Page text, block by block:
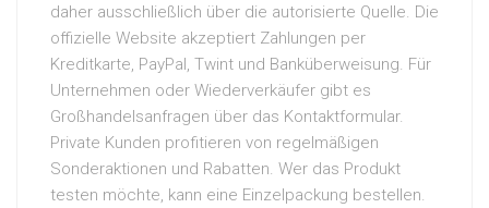
daher ausschließlich über die autorisierte Quelle. Die
offizielle Website akzeptiert Zahlungen per
Kreditkarte, PayPal, Twint und Banküberweisung. Für
Unternehmen oder Wiederverkäufer gibt es
Großhandelsanfragen über das Kontaktformular.
Private Kunden profitieren von regelmäßigen
Sonderaktionen und Rabatten. Wer das Produkt
testen möchte, kann eine Einzelpackung bestellen.